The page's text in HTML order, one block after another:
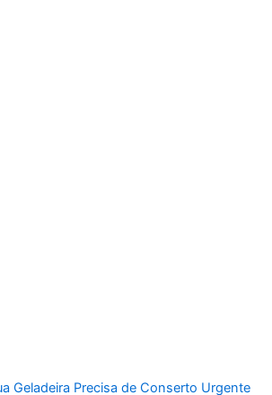
Geladeira Precisa de Conserto Urgente